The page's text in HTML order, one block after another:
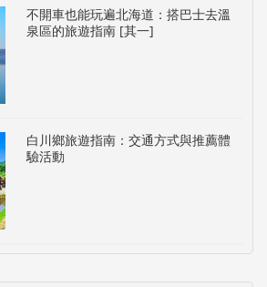
不開車也能玩遍北海道：搭巴士去溫
泉區的旅遊指南 [其一]
白川鄉旅遊指南：交通方式與推薦體
驗活動